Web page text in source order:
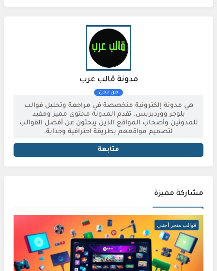
مدونة قالب عرب
هي مدونة إلكترونية متخصصة في مراجعة وتحليل قوالب
بلوجر ووردبريس. تقدم المدونة محتوى مميز ومفيد
للمدونين وأصحاب المواقع الذين يبحثون عن أفضل القوالب
لتصميم مواقعهم بطريقة احترافية وجذابة.
متابعة
مشاركة مميزة
قوالب متجر أجنبي